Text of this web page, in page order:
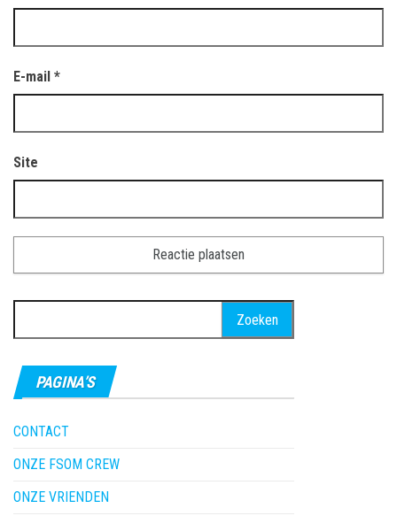
E-mail *
Site
naar:
PAGINA’S
CONTACT
ONZE FSOM CREW
ONZE VRIENDEN